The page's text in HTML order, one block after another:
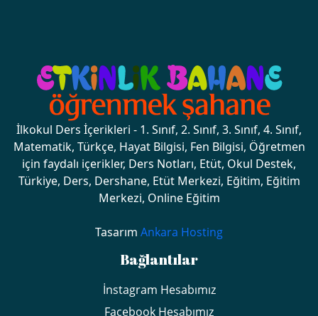
İlkokul Ders İçerikleri - 1. Sınıf, 2. Sınıf, 3. Sınıf, 4. Sınıf,
Matematik, Türkçe, Hayat Bilgisi, Fen Bilgisi, Öğretmen
için faydalı içerikler, Ders Notları, Etüt, Okul Destek,
Türkiye, Ders, Dershane, Etüt Merkezi, Eğitim, Eğitim
Merkezi, Online Eğitim
Tasarım Ankara Hosting
Bağlantılar
İnstagram Hesabımız
Facebook Hesabımız